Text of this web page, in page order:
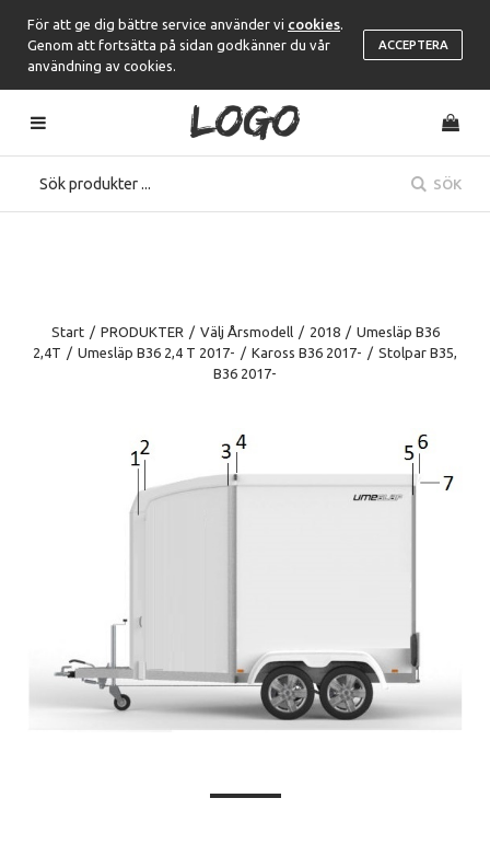
För att ge dig bättre service använder vi cookies
Genom att fortsätta på sidan godkänner du vår
användning av cookies.
ACCEPTERA
SÖK
Start / PRODUKTER / Välj Årsmodell / 2018 / Umesläp B36
2,4T / Umesläp B36 2,4 T 2017- / Kaross B36 2017- / Stolpar B35,
B36 2017-